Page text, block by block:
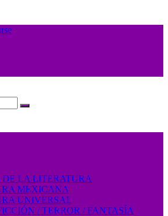
DE LA LITERATURA
MEXICANA
UNIVERSAL
/ TERROR / FANTASÍA